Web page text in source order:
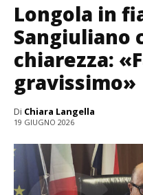
Longola in
Sangiuliano
chiarezza:
gravissimo»
Di Chiara Langella
19 GIUGNO 2026